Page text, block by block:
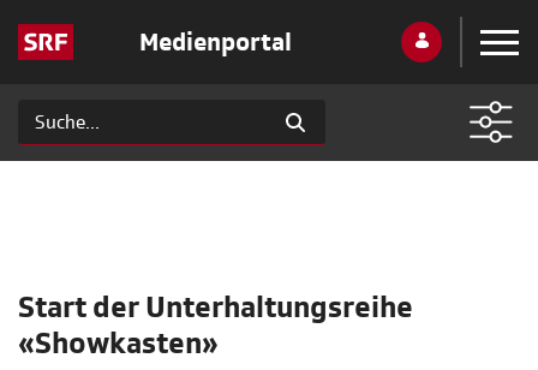
Medienportal
Start der Unterhaltungsreihe
«Showkasten»